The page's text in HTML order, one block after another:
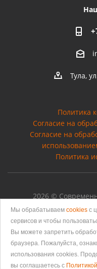
Тула,
Политика
Согласие на
Cогласие на
Политика
2026 ©
Мы обрабатываем cookies с
сервисов и чтобы
Вы можете запретить
браузера. Пожалуйста,
использования cookies.
вы соглашаетесь с